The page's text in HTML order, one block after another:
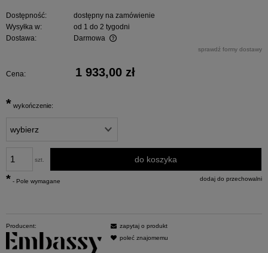
Dostępność:
dostępny na zamówienie
Wysyłka w:
od 1 do 2 tygodni
Dostawa:
Darmowa
sprawdź formy dostawy
Cena: 1 933,00 zł
* wykończenie:
szt. do koszyka
dodaj do przechowalni
* - Pole wymagane
Producent:
zapytaj o produkt
poleć znajomemu